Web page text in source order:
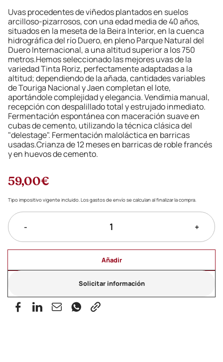
Uvas procedentes de viñedos plantados en suelos
arcilloso-pizarrosos, con una edad media de 40 años,
situados en la meseta de la Beira Interior, en la cuenca
hidrográfica del río Duero, en pleno Parque Natural del
Duero Internacional, a una altitud superior a los 750
metros.Hemos seleccionado las mejores uvas de la
variedad Tinta Roriz, perfectamente adaptadas a la
altitud; dependiendo de la añada, cantidades variables
de Touriga Nacional y Jaen completan el lote,
aportándole complejidad y elegancia. Vendimia manual,
recepción con despalillado total y estrujado inmediato.
Fermentación espontánea con maceración suave en
cubas de cemento, utilizando la técnica clásica del
"delestage". Fermentación maloláctica en barricas
usadas.Crianza de 12 meses en barricas de roble francés
y en huevos de cemento.
59,00€
Tipo impositivo vigente incluido. Los gastos de envío se calculan al finalizar la compra.
- +
Añadir
Solicitar información